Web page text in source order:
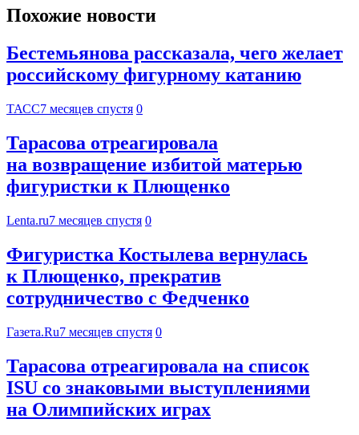
Похожие новости
Бестемьянова рассказала, чего желает
российскому фигурному катанию
ТАСС7 месяцев спустя 0
Тарасова отреагировала
на возвращение избитой матерью
фигуристки к Плющенко
Lenta.ru7 месяцев спустя 0
Фигуристка Костылева вернулась
к Плющенко, прекратив
сотрудничество с Федченко
Газета.Ru7 месяцев спустя 0
Тарасова отреагировала на список
ISU со знаковыми выступлениями
на Олимпийских играх